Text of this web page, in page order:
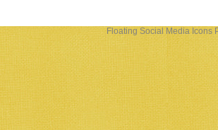
Floating Social Media Icons